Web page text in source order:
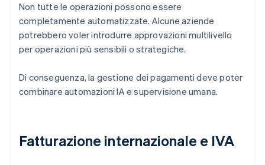
Non tutte le operazioni possono essere
completamente automatizzate. Alcune aziende
potrebbero voler introdurre approvazioni multilivello
per operazioni più sensibili o strategiche.
Di conseguenza, la gestione dei pagamenti deve poter
combinare automazioni IA e supervisione umana.
Fatturazione internazionale e IVA